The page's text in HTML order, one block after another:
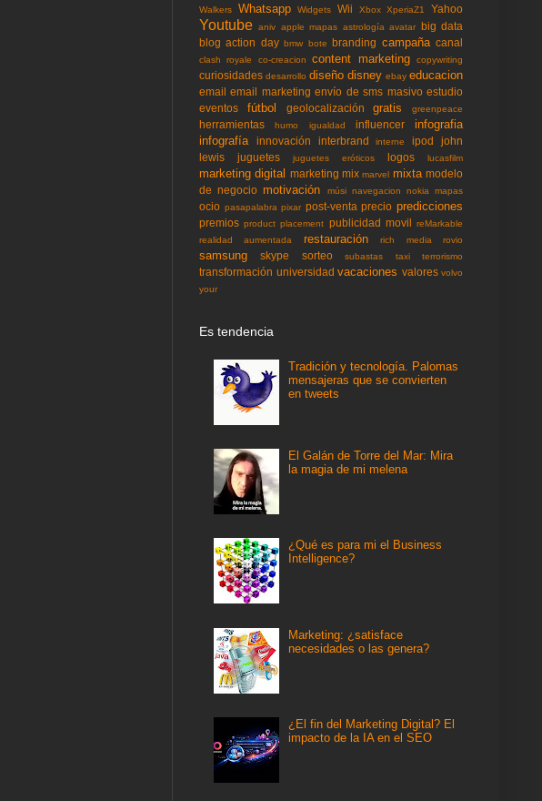
Walkers Whatsapp Widgets Wii Xbox XperiaZ1 Yahoo
Youtube aniv apple mapas astrología avatar big data
blog action day bmw bote branding campaña canal
clash royale co-creacion content marketing copywriting
curiosidades desarrollo diseño disney ebay educacion
email email marketing envío de sms masivo estudio
eventos
fútbol geolocalización gratis greenpeace
herramientas humo igualdad influencer
infografia
infografía
innovación interbrand interne ipod
john
lewis
juguetes juguetes eróticos logos lucasfilm
marketing digital marketing mix marvel mixta modelo
de negocio motivación músi navegacion nokia mapas
ocio pasapalabra pixar post-venta precio predicciones
premios product placement publicidad movil reMarkable
realidad aumentada
restauración rich media rovio
samsung skype sorteo subastas taxi terrorismo
transformación universidad vacaciones valores volvo
your
Es tendencia
Tradición y tecnología. Palomas
mensajeras que se convierten
en tweets
El Galán de Torre del Mar: Mira
la magia de mi melena
¿Qué es para mi el Business
Intelligence?
Marketing: ¿satisface
necesidades o las genera?
¿El fin del Marketing Digital? El
impacto de la IA en el SEO